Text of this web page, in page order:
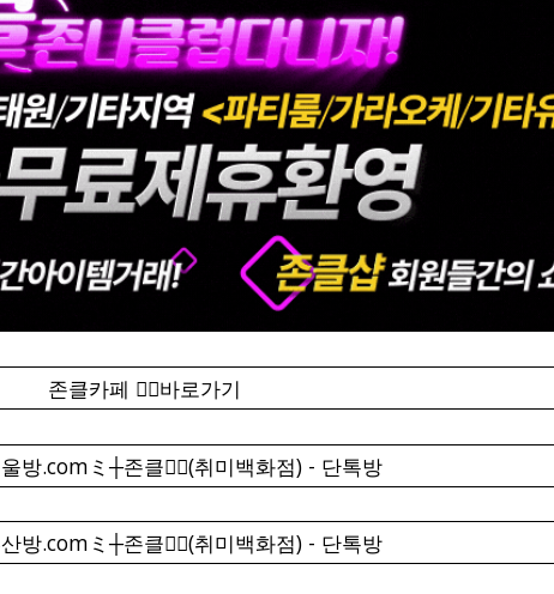
존클카페 ❤️‍🔥바로가기
방.comミ┼존클❤️‍🔥(취미백화점) - 단톡방
방.comミ┼존클❤️‍🔥(취미백화점) - 단톡방